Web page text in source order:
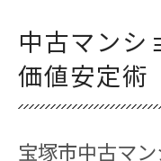
中古マンシ
価値安定術
宝塚市中古マ